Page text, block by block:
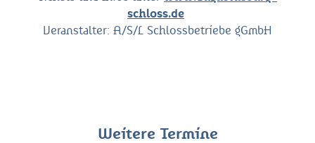
schloss.de
Veranstalter: A/S/L Schlossbetriebe gGmbH
Weitere Termine